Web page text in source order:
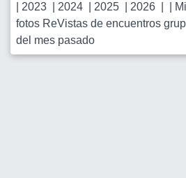
2023 2024 2025 2026
fotos ReVistas de encuentros
del mes pasado